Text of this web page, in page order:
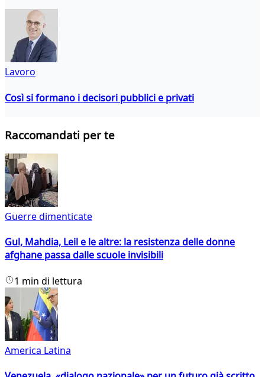
Lavoro
Così si formano i decisori pubblici e privati
Raccomandati per te
Guerre dimenticate
Gul, Mahdia, Leil e le altre: la resistenza delle donne
afghane passa dalle scuole invisibili
1 min di lettura
America Latina